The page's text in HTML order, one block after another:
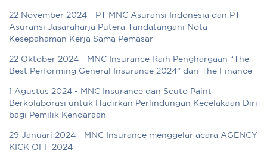
22 November 2024 - PT MNC Asuransi Indonesia dan PT
Asuransi Jasaraharja Putera Tandatangani Nota
Kesepahaman Kerja Sama Pemasar
22 Oktober 2024 - MNC Insurance Raih Penghargaan “The
Best Performing General Insurance 2024” dari The Finance
1 Agustus 2024 - MNC Insurance dan Scuto Paint
Berkolaborasi untuk Hadirkan Perlindungan Kecelakaan Diri
bagi Pemilik Kendaraan
29 Januari 2024 - MNC Insurance menggelar acara AGENCY
KICK OFF 2024